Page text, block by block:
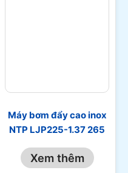
Máy bơm đẩy cao inox
NTP LJP225-1.37 265
Xem thêm